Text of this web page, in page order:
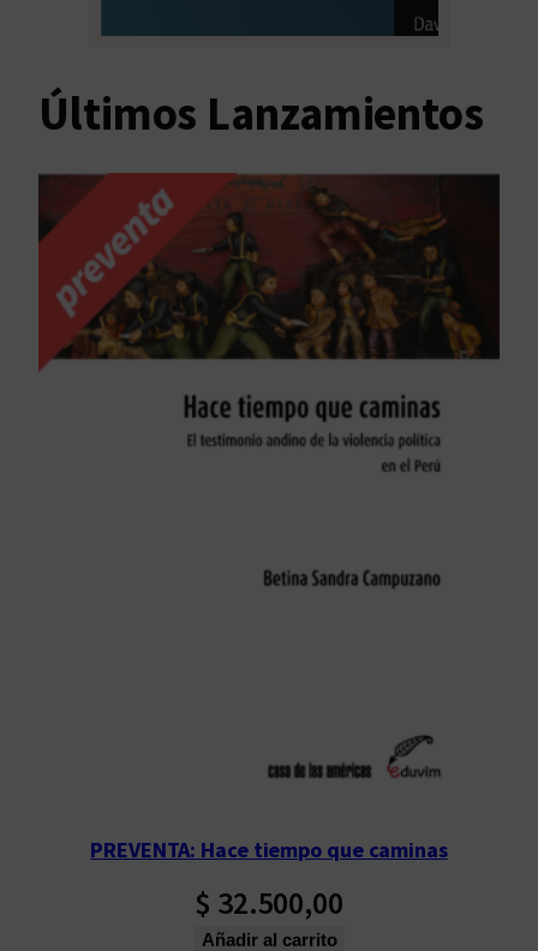
Últimos Lanzamientos
PREVENTA: Hace tiempo que caminas
$ 32.500,00
Añadir al carrito